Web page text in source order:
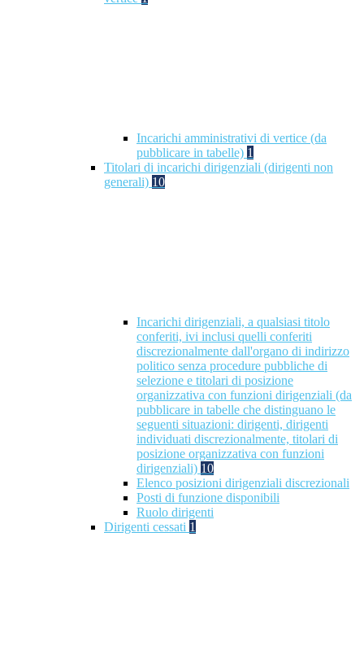
Incarichi amministrativi di vertice (da
pubblicare in tabelle) 1
Titolari di incarichi dirigenziali (dirigenti non
generali) 10
Incarichi dirigenziali, a qualsiasi titolo
conferiti, ivi inclusi quelli conferiti
discrezionalmente dall'organo di indirizzo
politico senza procedure pubbliche di
selezione e titolari di posizione
organizzativa con funzioni dirigenziali (da
pubblicare in tabelle che distinguano le
seguenti situazioni: dirigenti, dirigenti
individuati discrezionalmente, titolari di
posizione organizzativa con funzioni
dirigenziali) 10
Elenco posizioni dirigenziali discrezionali
Posti di funzione disponibili
Ruolo dirigenti
Dirigenti cessati 1